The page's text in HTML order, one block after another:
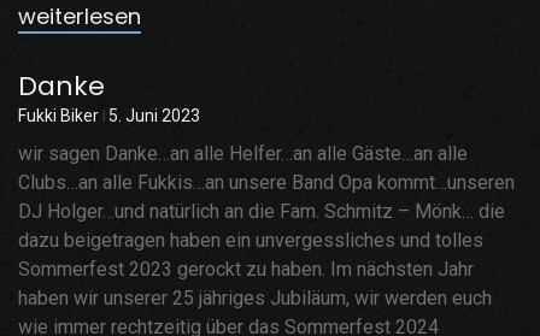
weiterlesen
Danke
Fukki Biker 5. Juni 2023
wir sagen Danke…an alle Helfer…an alle Gäste…an alle
Clubs…an alle Fukkis…an unsere Band Opa kommt…unseren
DJ Holger…und natürlich an die Fam. Schmitz – Mönk… die
dazu beigetragen haben ein unvergessliches und tolles
Sommerfest 2023 gerockt zu haben. Im nächsten Jahr
haben wir unserer 25 jähriges Jubiläum, wir werden euch
wie immer rechtzeitig über das Sommerfest 2024